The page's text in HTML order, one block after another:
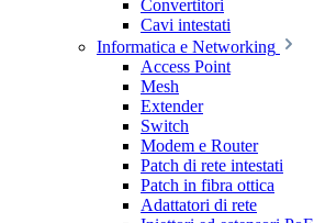
Convertitori
Cavi intestati
Informatica e Networking
Access Point
Mesh
Extender
Switch
Modem e Router
Patch di rete intestati
Patch in fibra ottica
Adattatori di rete